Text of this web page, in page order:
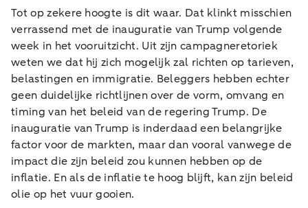
Tot op zekere hoogte is dit waar. Dat klinkt misschien
verrassend met de inauguratie van Trump volgende
week in het vooruitzicht. Uit zijn campagneretoriek
weten we dat hij zich mogelijk zal richten op tarieven,
belastingen en immigratie. Beleggers hebben echter
geen duidelijke richtlijnen over de vorm, omvang en
timing van het beleid van de regering Trump. De
inauguratie van Trump is inderdaad een belangrijke
factor voor de markten, maar dan vooral vanwege de
impact die zijn beleid zou kunnen hebben op de
inflatie. En als de inflatie te hoog blijft, kan zijn beleid
olie op het vuur gooien.